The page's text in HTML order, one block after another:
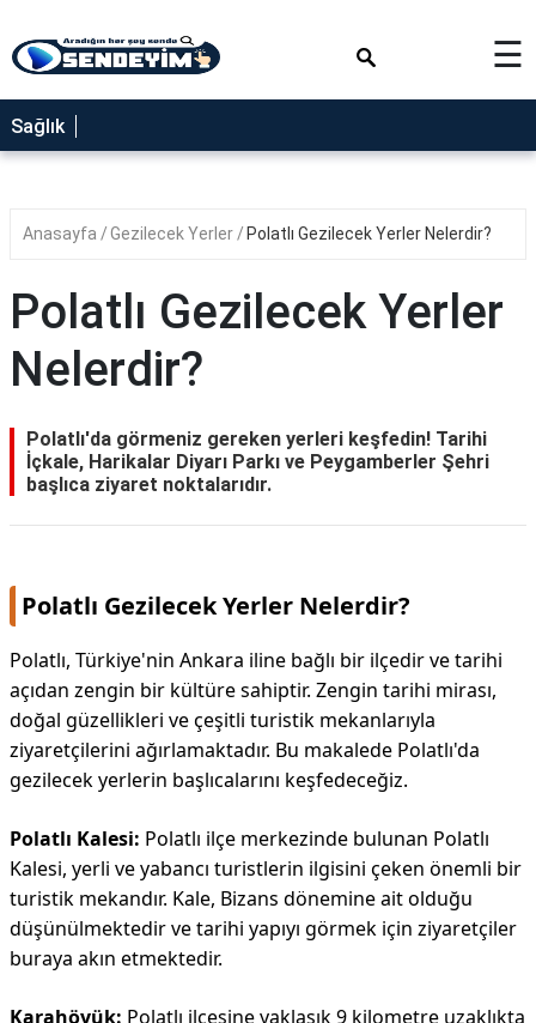
SAĞLIK
NEDİR
YEMEK
RÜYA
GEZİLECEK
BLOG
☰
Sağlık
Anasayfa Gezilecek Yerler Polatlı Gezilecek Yerler Nelerdir?
Polatlı Gezilecek Yerler
Nelerdir?
Polatlı'da görmeniz gereken yerleri keşfedin! Tarihi
İçkale, Harikalar Diyarı Parkı ve Peygamberler Şehri
başlıca ziyaret noktalarıdır.
Polatlı Gezilecek Yerler Nelerdir?
Polatlı, Türkiye'nin Ankara iline bağlı bir ilçedir ve tarihi
açıdan zengin bir kültüre sahiptir. Zengin tarihi mirası,
doğal güzellikleri ve çeşitli turistik mekanlarıyla
ziyaretçilerini ağırlamaktadır. Bu makalede Polatlı'da
gezilecek yerlerin başlıcalarını keşfedeceğiz.
Polatlı Kalesi: Polatlı ilçe merkezinde bulunan Polatlı
Kalesi, yerli ve yabancı turistlerin ilgisini çeken önemli bir
turistik mekandır. Kale, Bizans dönemine ait olduğu
düşünülmektedir ve tarihi yapıyı görmek için ziyaretçiler
buraya akın etmektedir.
Karahöyük: Polatlı ilçesine yaklaşık 9 kilometre uzaklıkta